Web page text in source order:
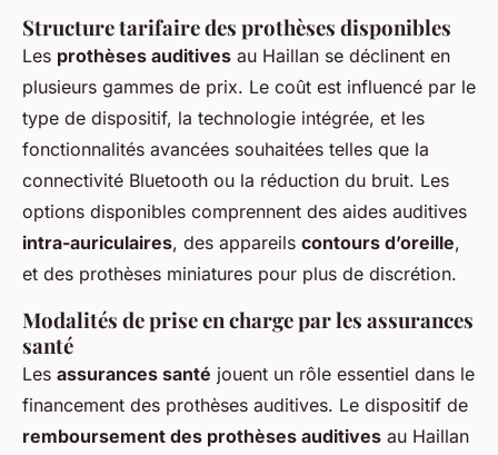
Structure tarifaire des prothèses disponibles
Les prothèses auditives au Haillan se déclinent en
plusieurs gammes de prix. Le coût est influencé par le
type de dispositif, la technologie intégrée, et les
fonctionnalités avancées souhaitées telles que la
connectivité Bluetooth ou la réduction du bruit. Les
options disponibles comprennent des aides auditives
intra-auriculaires, des appareils contours d’oreille,
et des prothèses miniatures pour plus de discrétion.
Modalités de prise en charge par les assurances
santé
Les assurances santé jouent un rôle essentiel dans le
financement des prothèses auditives. Le dispositif de
remboursement des prothèses auditives au Haillan